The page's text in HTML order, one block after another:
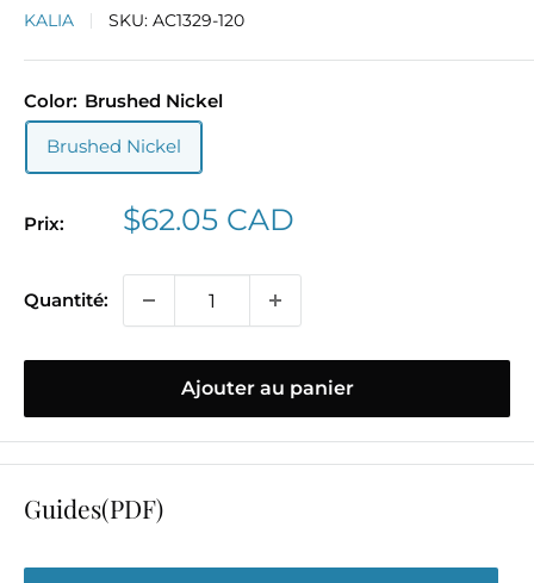
KALIA SKU: AC1329-120
Color: Brushed Nickel
Brushed Nickel
Prix:
Prix
$62.05 CAD
Quantité:
Ajouter au panier
Guides(PDF)